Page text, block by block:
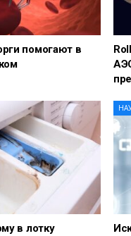
помогают в
в лотку